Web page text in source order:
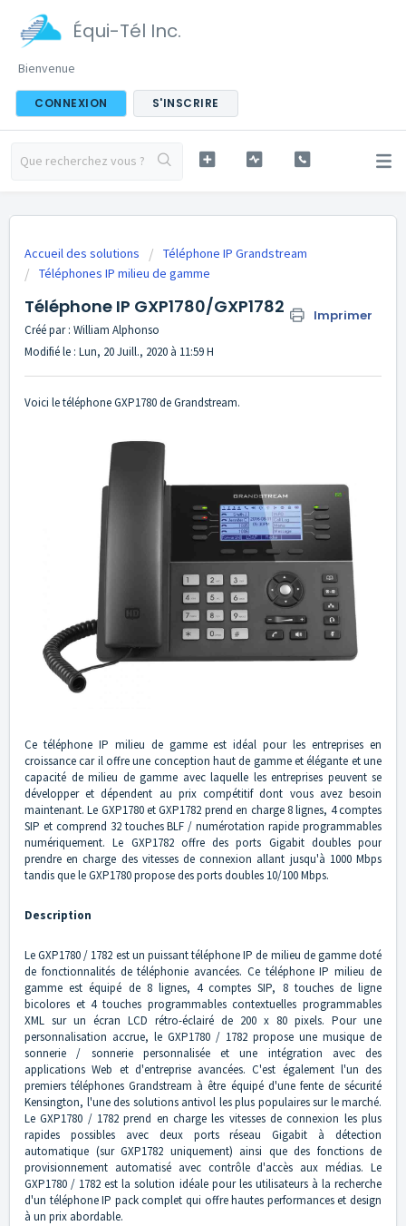
Équi-Tél Inc.
Bienvenue
CONNEXION S'INSCRIRE
Accueil des solutions
Téléphone IP Grandstream
Téléphones IP milieu de gamme
Téléphone IP GXP1780/GXP1782 Imprimer
Créé par : William Alphonso
Modifié le : Lun, 20 Juill., 2020 à 11:59 H
Voici le téléphone GXP1780 de Grandstream.
Ce téléphone IP milieu de gamme est idéal pour les entreprises en
croissance car il offre une conception haut de gamme et élégante et une
capacité de milieu de gamme avec laquelle les entreprises peuvent se
développer et dépendent au prix compétitif dont vous avez besoin
maintenant. Le GXP1780 et GXP1782 prend en charge 8 lignes, 4 comptes
SIP et comprend 32 touches BLF / numérotation rapide programmables
numériquement. Le GXP1782 offre des ports Gigabit doubles pour
prendre en charge des vitesses de connexion allant jusqu'à 1000 Mbps
tandis que le GXP1780 propose des ports doubles 10/100 Mbps.
Description
Le GXP1780 / 1782 est un puissant téléphone IP de milieu de gamme doté
de fonctionnalités de téléphonie avancées. Ce téléphone IP milieu de
gamme est équipé de 8 lignes, 4 comptes SIP, 8 touches de ligne
bicolores et 4 touches programmables contextuelles programmables
XML sur un écran LCD rétro-éclairé de 200 x 80 pixels. Pour une
personnalisation accrue, le GXP1780 / 1782 propose une musique de
sonnerie / sonnerie personnalisée et une intégration avec des
applications Web et d'entreprise avancées. C'est également l'un des
premiers téléphones Grandstream à être équipé d'une fente de sécurité
Kensington, l'une des solutions antivol les plus populaires sur le marché.
Le GXP1780 / 1782 prend en charge les vitesses de connexion les plus
rapides possibles avec deux ports réseau Gigabit à détection
automatique (sur GXP1782 uniquement) ainsi que des fonctions de
provisionnement automatisé avec contrôle d'accès aux médias. Le
GXP1780 / 1782 est la solution idéale pour les utilisateurs à la recherche
d'un téléphone IP pack complet qui offre hautes performances et design
à un prix abordable.